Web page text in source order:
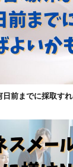
前までに採取す